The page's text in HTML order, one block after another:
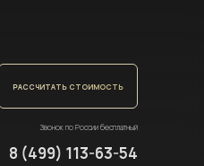
РАССЧИТАТЬ СТОИМОСТЬ
Звонок по России бесплатный
8 (499) 113-63-54